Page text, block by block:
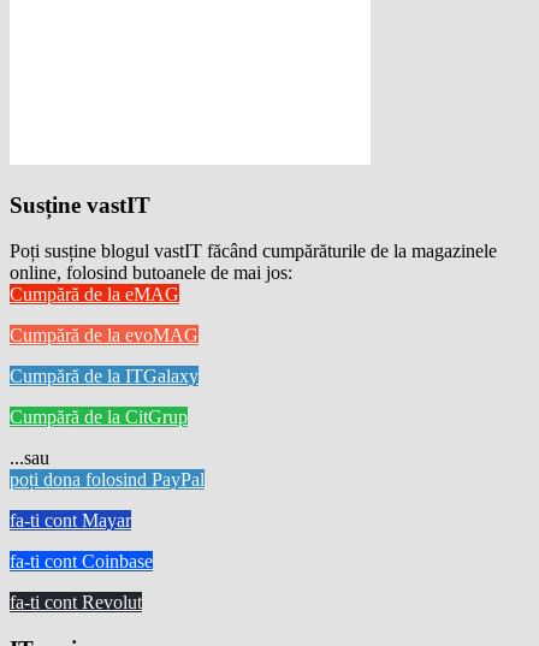
Susține vastIT
Poți susține blogul vastIT făcând cumpărăturile de la magazinele
online, folosind butoanele de mai jos:
Cumpără de la eMAG
Cumpără de la evoMAG
Cumpără de la ITGalaxy
Cumpără de la CitGrup
...sau
poți dona folosind PayPal
fa-ti cont Mayar
fa-ti cont Coinbase
fa-ti cont Revolut